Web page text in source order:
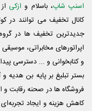
اسنپ شاپ، باسلام و ازکی
کانال تخفیف می توانند در
جدیدترین تخفیف ها در
اپراتورهای مخابراتی،
و کتابخوانی و ... دسترسی
بستر تبلیغ بر پایه بن هدیه
فروشگاه ها در صحنه رقابت و
کاهش هزینه و ایجاد